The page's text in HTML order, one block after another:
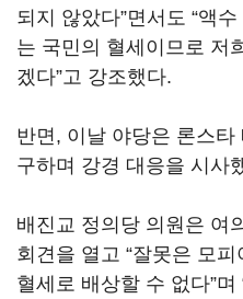
되지 않았다”면서도 “액
는 국민의 혈세이므로 저
겠다”고 강조했다.
반면, 이날 야당은 론스
구하며 강경 대응을 시사
배진교 정의당 의원은 여
회견을 열고 “잘못은 모
혈세로 배상할 수 없다”